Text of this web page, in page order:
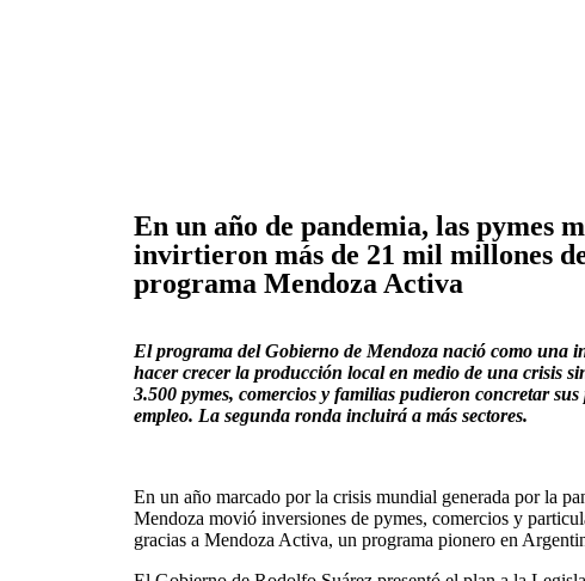
En un año de pandemia, las pymes
invirtieron más de 21 mil millones
programa Mendoza Activa
El programa del Gobierno de Mendoza nació como una
hacer crecer la producción local en medio de una crisis
3.500 pymes, comercios y familias pudieron concretar sus
empleo. La segunda ronda incluirá a más sectores.
En un año marcado por la crisis mundial generada por la
Mendoza movió inversiones de pymes, comercios y
gracias a Mendoza Activa, un programa pionero en